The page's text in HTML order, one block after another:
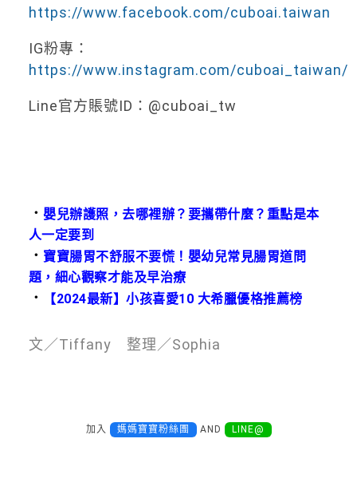
https://www.facebook.com/cuboai.taiwan
IG粉專：
https://www.instagram.com/cuboai_taiwan/
Line官方賬號ID：@cuboai_tw
．嬰兒辦護照，去哪裡辦？要攜帶什麼？重點是本
人一定要到
． 寶寶腸胃不舒服不要慌！嬰幼兒常見腸胃道問
題，細心觀察才能及早治療
． 【2024最新】小孩喜愛10 大希臘優格推薦榜
文／Tiffany 整理／Sophia
加入 媽媽寶寶粉絲團 AND LINE@